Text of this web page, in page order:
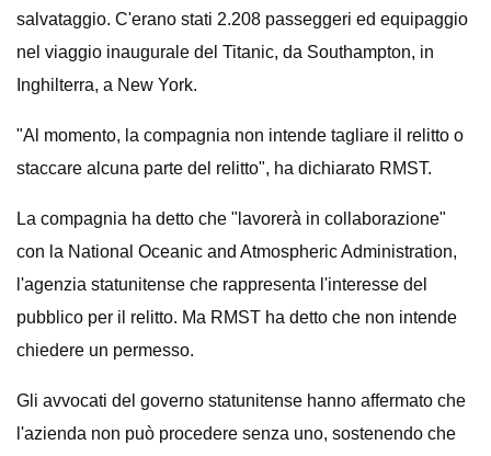
salvataggio. C'erano stati 2.208 passeggeri ed equipaggio
nel viaggio inaugurale del Titanic, da Southampton, in
Inghilterra, a New York.
"Al momento, la compagnia non intende tagliare il relitto o
staccare alcuna parte del relitto", ha dichiarato RMST.
La compagnia ha detto che "lavorerà in collaborazione"
con la National Oceanic and Atmospheric Administration,
l'agenzia statunitense che rappresenta l'interesse del
pubblico per il relitto. Ma RMST ha detto che non intende
chiedere un permesso.
Gli avvocati del governo statunitense hanno affermato che
l'azienda non può procedere senza uno, sostenendo che